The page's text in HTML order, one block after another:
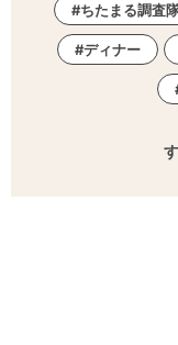
ちたまる調査
ディナー